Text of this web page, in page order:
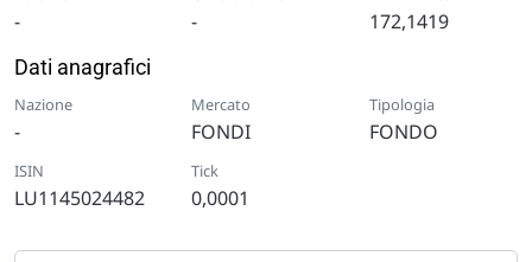
- - 172,1419
Dati anagrafici
Nazione
-
Mercato
FONDI
Tipologia
FONDO
ISIN
LU1145024482
Tick
0,0001